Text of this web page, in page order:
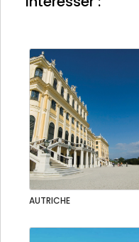
AUTRICHE